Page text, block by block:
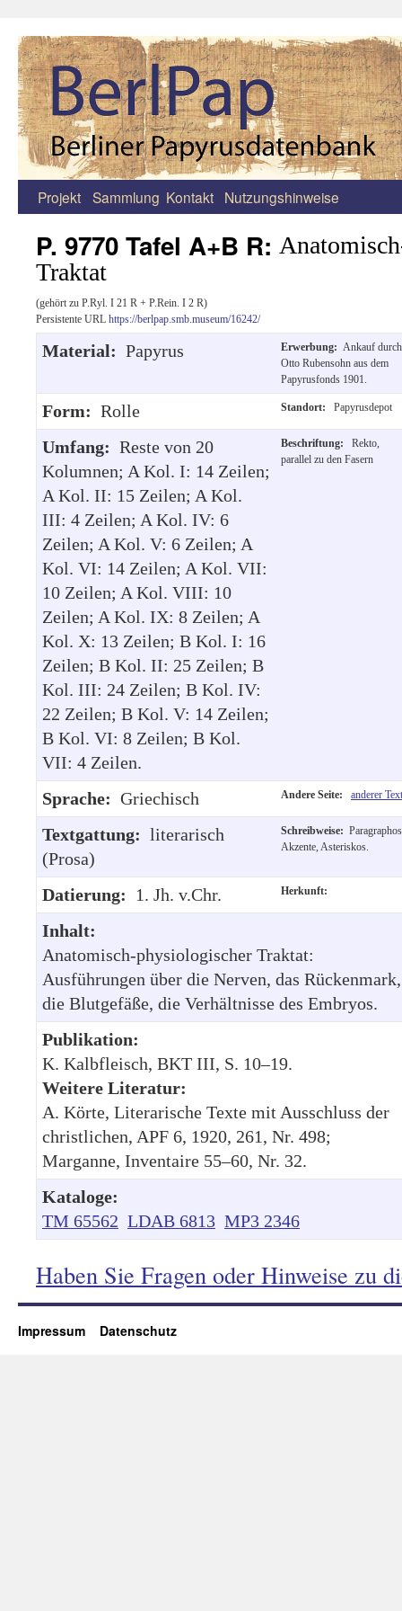
Zum
springen
Projekt Sammlung Kontakt Nutzungshinweise
P. 9770 Tafel A+B R:
Traktat
(gehört zu P.Ryl. I 21 R + P.Rein. I 2 R)
Persistente URL https://berlpap.smb.museum/16242/
Material: Papyrus Erwerbung: Ankauf durch
Otto Rubensohn aus dem
Papyrusfonds 1901.
Form: Rolle Standort: Papyrusdepot
Umfang: Reste von 20
Kolumnen; A Kol. I: 14 Zeilen;
A Kol. II: 15 Zeilen; A Kol.
III: 4 Zeilen; A Kol. IV: 6
Zeilen; A Kol. V: 6 Zeilen; A
Kol. VI: 14 Zeilen; A Kol. VII:
10 Zeilen; A Kol. VIII: 10
Zeilen; A Kol. IX: 8 Zeilen; A
Kol. X: 13 Zeilen; B Kol. I: 16
Zeilen; B Kol. II: 25 Zeilen; B
Kol. III: 24 Zeilen; B Kol. IV:
22 Zeilen; B Kol. V: 14 Zeilen;
B Kol. VI: 8 Zeilen; B Kol.
VII: 4 Zeilen.
Beschriftung:
Rekto,
parallel zu den Fasern
Sprache: Griechisch Andere Seite: anderer Text
Textgattung: literarisch
(Prosa)
Schreibweise:
Akzente, Asteriskos.
Datierung: 1. Jh. v.Chr. Herkunft:
Inhalt:
Anatomisch-physiologischer Traktat:
Ausführungen über die Nerven, das Rückenmark,
die Blutgefäße, die Verhältnisse des Embryos.
Publikation:
K. Kalbfleisch, BKT III, S. 10–19.
Weitere Literatur:
A. Körte, Literarische Texte mit Ausschluss der
christlichen, APF 6, 1920, 261, Nr. 498;
Marganne, Inventaire 55–60, Nr. 32.
Kataloge:
TM 65562 LDAB 6813 MP3 2346
Haben Sie Fragen oder Hinweise zu
Impressum Datenschutz